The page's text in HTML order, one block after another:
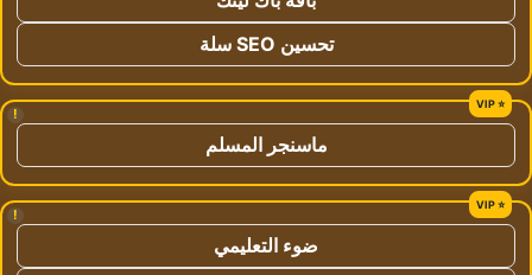
تحسين SEO سلة
!
ماسنجر المسلم
!
ضوء التعليمي